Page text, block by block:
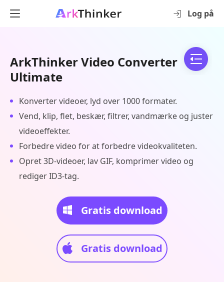
Log på
ArkThinker Video Converter
Ultimate
Konverter videoer, lyd over 1000 formater.
Vend, klip, flet, beskær, filtrer, vandmærke og juster
videoeffekter.
Forbedre video for at forbedre videokvaliteten.
Opret 3D-videoer, lav GIF, komprimer video og
rediger ID3-tag.
Gratis download
Gratis download